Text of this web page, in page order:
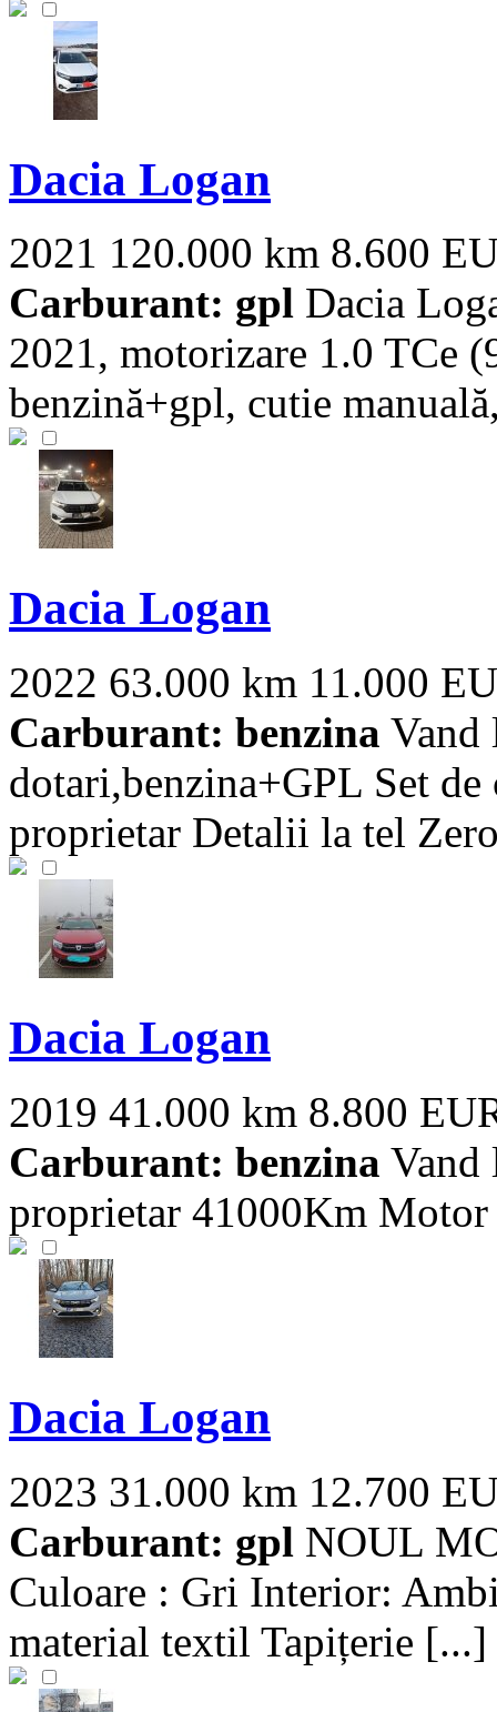
Dacia Logan
2021 120.000 km 8.600
Carburant: gpl Dacia
2021, motorizare 1.0 TCe
benzină+gpl, cutie
Dacia Logan
2022 63.000 km 11.000
Carburant: benzina Vand
dotari,benzina+GPL Set
proprietar Detalii la tel
Dacia Logan
2019 41.000 km 8.800
Carburant: benzina Vand
proprietar 41000Km
Dacia Logan
2023 31.000 km 12.700
Carburant: gpl NOUL
Culoare : Gri Interior:
material textil Tapițerie [...]